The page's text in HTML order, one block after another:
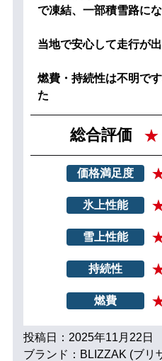
で凍結、一部積雪路に
当地で安心して走行が出
燃費・持続性は不明で
た
総合評価
価格満足度
氷上性能
雪上性能
持続性
燃費
投稿日：2025年11月22日
ブランド：BLIZZAK (ブ